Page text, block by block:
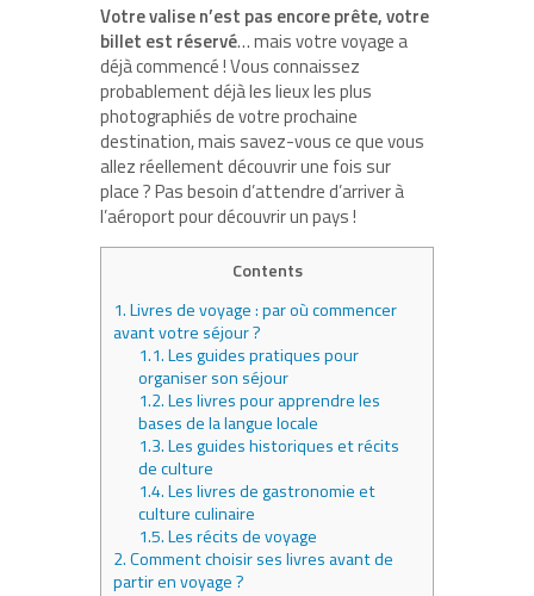
Votre valise n’est pas encore prête, votre
billet est réservé… mais votre voyage a
déjà commencé ! Vous connaissez
probablement déjà les lieux les plus
photographiés de votre prochaine
destination, mais savez-vous ce que vous
allez réellement découvrir une fois sur
place ? Pas besoin d’attendre d’arriver à
l’aéroport pour découvrir un pays !
Contents
1.Livres de voyage : par où commencer
avant votre séjour ?
1.1.Les guides pratiques pour
organiser son séjour
1.2.Les livres pour apprendre les
bases de la langue locale
1.3.Les guides historiques et récits
de culture
1.4.Les livres de gastronomie et
culture culinaire
1.5.Les récits de voyage
2.Comment choisir ses livres avant de
partir en voyage ?